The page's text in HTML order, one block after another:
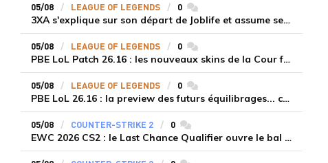
05/08 LEAGUE OF LEGENDS 0commentaires
3XA s'explique sur son départ de Joblife et assume ses torts
05/08 LEAGUE OF LEGENDS 0commentaires
PBE LoL Patch 26.16 : les nouveaux skins de la Cour féérique
05/08 LEAGUE OF LEGENDS 0commentaires
PBE LoL 26.16 : la preview des futurs équilibrages... coup d'arrêt pour les supports roamers
05/08 COUNTER-STRIKE 2 0commentaires
EWC 2026 CS2 : le Last Chance Qualifier ouvre le bal à Paris du 7 au 9 août